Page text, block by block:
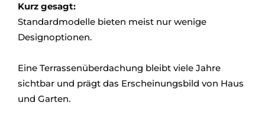
Kurz gesagt:
Standardmodelle bieten meist nur wenige
Designoptionen.
Eine Terrassenüberdachung bleibt viele Jahre
sichtbar und prägt das Erscheinungsbild von Haus
und Garten.